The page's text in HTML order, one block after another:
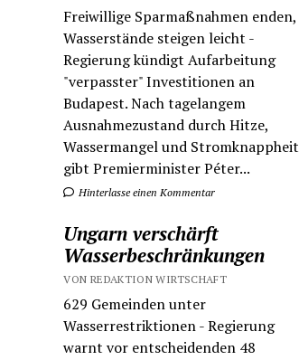
Freiwillige Sparmaßnahmen enden,
Wasserstände steigen leicht -
Regierung kündigt Aufarbeitung
"verpasster" Investitionen an
Budapest. Nach tagelangem
Ausnahmezustand durch Hitze,
Wassermangel und Stromknappheit
gibt Premierminister Péter...
Hinterlasse einen Kommentar
Ungarn verschärft
Wasserbeschränkungen
VON REDAKTION WIRTSCHAFT
629 Gemeinden unter
Wasserrestriktionen - Regierung
warnt vor entscheidenden 48